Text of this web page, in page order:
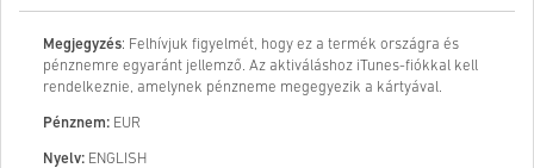
Megjegyzés: Felhívjuk figyelmét, hogy ez a termék országra és
pénznemre egyaránt jellemző. Az aktiváláshoz iTunes-fiókkal kell
rendelkeznie, amelynek pénzneme megegyezik a kártyával.
Pénznem: EUR
Nyelv: ENGLISH